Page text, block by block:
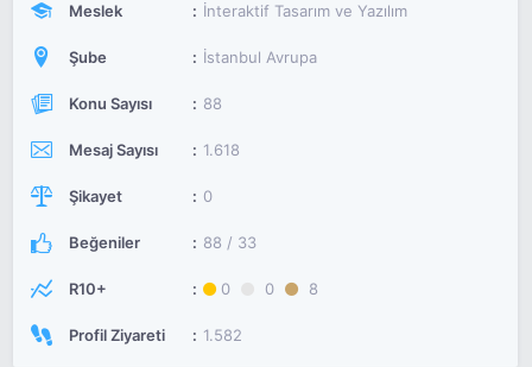
Meslek İnteraktif Tasarım ve Yazılım
Şube İstanbul Avrupa
Konu Sayısı 88
Mesaj Sayısı 1.618
Şikayet 0
Beğeniler 88 / 33
R10+ 0 0 8
Profil Ziyareti 1.582